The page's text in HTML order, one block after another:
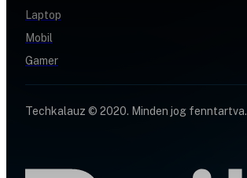
Laptop
Mobil
Gamer
Techkalauz © 2020. Minden jog fenntartva.